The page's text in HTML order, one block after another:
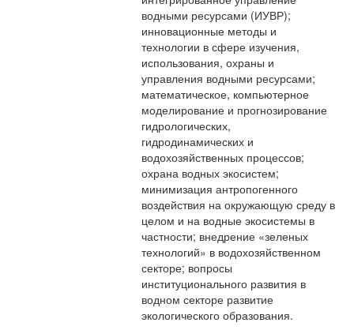
водными ресурсами (ИУВР);
инновационные методы и
технологии в сфере изучения,
использования, охраны и
управления водными ресурсами;
математическое, компьютерное
моделирование и прогнозирование
гидрологических,
гидродинамических и
водохозяйственных процессов;
охрана водных экосистем;
минимизация антропогенного
воздействия на окружающую среду в
целом и на водные экосистемы в
частности; внедрение «зеленых
технологий» в водохозяйственном
секторе; вопросы
институционального развития в
водном секторе развитие
экологического образования.